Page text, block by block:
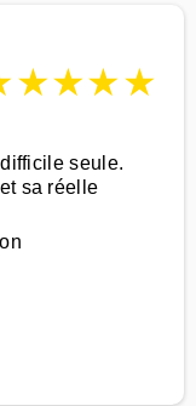
★★★★
seule.
sa réelle